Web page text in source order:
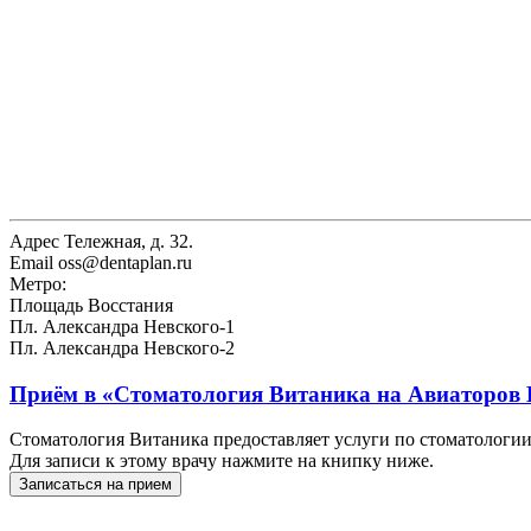
Адрес Тележная, д. 32.
Email oss@dentaplan.ru
Метро:
Площадь Восстания
Пл. Александра Невского-1
Пл. Александра Невского-2
Приём в «Стоматология Витаника на Авиаторов
Стоматология Витаника предоставляет услуги по
Для записи к этому врачу нажмите на книпку ниже.
Записаться на прием